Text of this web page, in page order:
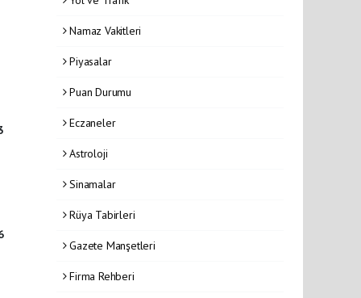
Namaz Vakitleri
Piyasalar
Puan Durumu
Eczaneler
Astroloji
Sinamalar
Rüya Tabirleri
Gazete Manşetleri
Firma Rehberi